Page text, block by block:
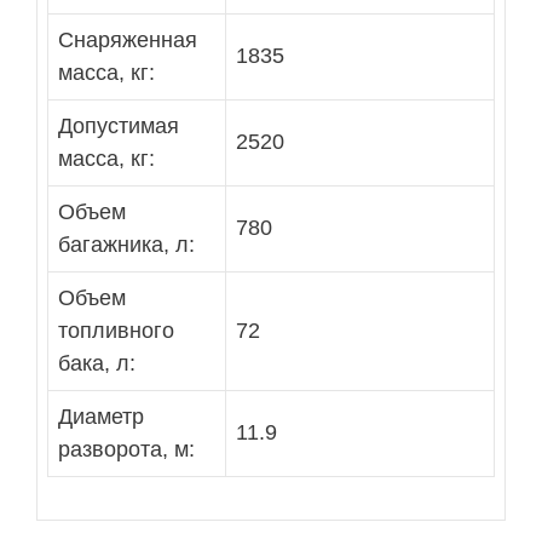
Снаряженная
масса, кг:
1835
Допустимая
масса, кг:
2520
Объем
багажника, л:
780
Объем
топливного
бака, л:
72
Диаметр
разворота, м:
11.9